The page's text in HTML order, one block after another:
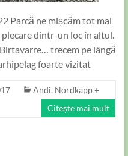
Parcă ne mișcăm tot mai
dintr-un loc în altul.
trecem pe lângă
foarte vizitat
Andi, Nordkapp +
Citește mai mult